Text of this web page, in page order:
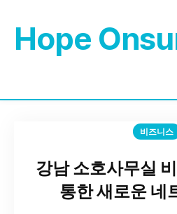
Hope
비즈니스
강남 소호사무실
통한 새로운 네